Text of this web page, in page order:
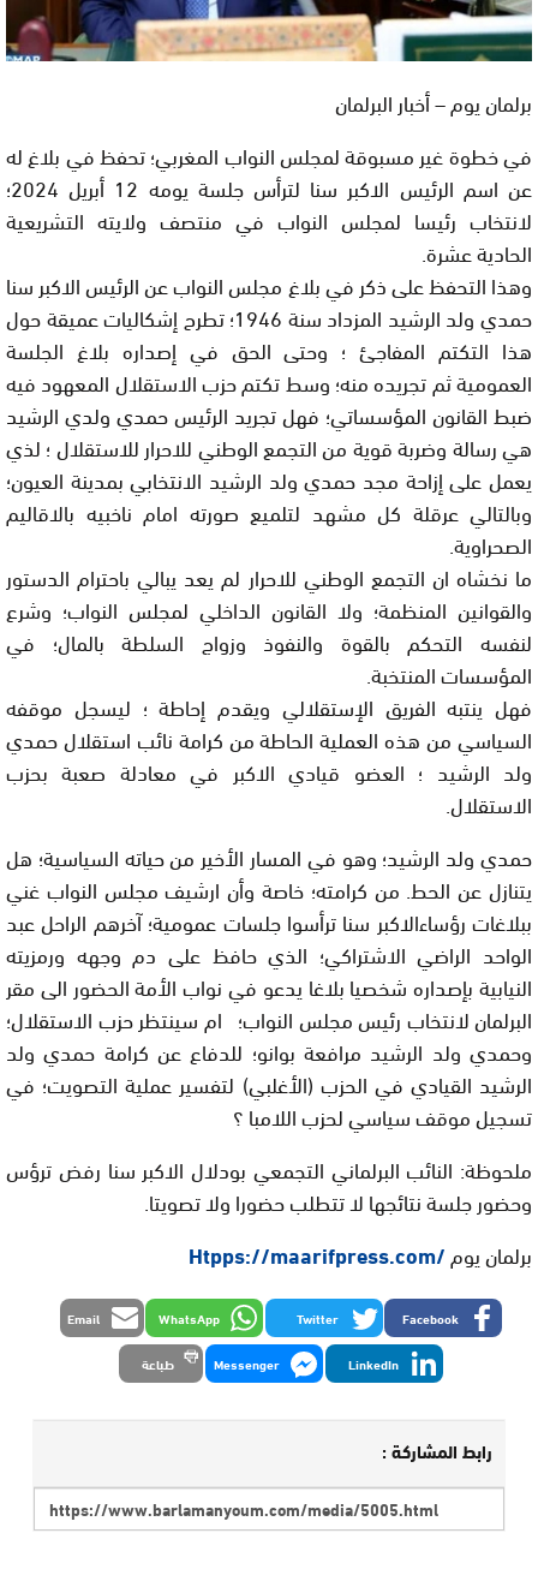
برلمان يوم – أخبار البرلمان
في خطوة غير مسبوقة لمجلس النواب المغربي؛ تحفظ في بلاغ له
عن اسم الرئيس الاكبر سنا لترأس جلسة يومه 12 أبريل 2024؛
لانتخاب رئيسا لمجلس النواب في منتصف ولايته التشريعية
الحادية عشرة.
وهذا التحفظ على ذكر في بلاغ مجلس النواب عن الرئيس الاكبر سنا
حمدي ولد الرشيد المزداد سنة 1946؛ تطرح إشكاليات عميقة حول
هذا التكتم المفاجئ ؛ وحتى الحق في إصداره بلاغ الجلسة
العمومية ثم تجريده منه؛ وسط تكتم حزب الاستقلال المعهود فيه
ضبط القانون المؤسساتي؛ فهل تجريد الرئيس حمدي ولدي الرشيد
هي رسالة وضربة قوية من التجمع الوطني للاحرار للاستقلال ؛ لذي
يعمل على إزاحة مجد حمدي ولد الرشيد الانتخابي بمدينة العيون؛
وبالتالي عرقلة كل مشهد لتلميع صورته امام ناخبيه بالاقاليم
الصحراوية.
ما نخشاه ان التجمع الوطني للاحرار لم يعد يبالي باحترام الدستور
والقوانين المنظمة؛ ولا القانون الداخلي لمجلس النواب؛ وشرع
لنفسه التحكم بالقوة والنفوذ وزواج السلطة بالمال؛ في
المؤسسات المنتخبة.
فهل ينتبه الفريق الإستقلالي ويقدم إحاطة ؛ ليسجل موقفه
السياسي من هذه العملية الحاطة من كرامة نائب استقلال حمدي
ولد الرشيد ؛ العضو قيادي الاكبر في معادلة صعبة بحزب
الاستقلال.
حمدي ولد الرشيد؛ وهو في المسار الأخير من حياته السياسية؛ هل
يتنازل عن الحط. من كرامته؛ خاصة وأن ارشيف مجلس النواب غني
ببلاغات رؤساءالاكبر سنا ترأسوا جلسات عمومية؛ آخرهم الراحل عبد
الواحد الراضي الاشتراكي؛ الذي حافظ على دم وجهه ورمزيته
النيابية بإصداره شخصيا بلاغا يدعو في نواب الأمة الحضور الى مقر
البرلمان لانتخاب رئيس مجلس النواب؛ ام سينتظر حزب الاستقلال؛
وحمدي ولد الرشيد مرافعة بوانو؛ للدفاع عن كرامة حمدي ولد
الرشيد القيادي في الحزب (الأغلبي) لتفسير عملية التصويت؛ في
تسجيل موقف سياسي لحزب اللامبا ؟
ملحوظة: النائب البرلماني التجمعي بودلال الاكبر سنا رفض ترؤس
وحضور جلسة نتائجها لا تتطلب حضورا ولا تصويتا.
برلمان يوم/Htpps://maarifpress.com
Facebook
Twitter
WhatsApp
Email
LinkedIn
Messenger طباعة
رابط المشاركة :